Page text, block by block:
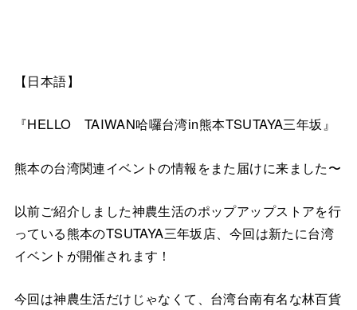
【日本語】
『HELLO TAIWAN哈囉台湾in熊本TSUTAYA三年坂』
熊本の台湾関連イベントの情報をまた届けに来ました〜
以前ご紹介しました神農生活のポップアップストアを行
っている熊本のTSUTAYA三年坂店、今回は新たに台湾
イベントが開催されます！
今回は神農生活だけじゃなくて、台湾台南有名な林百貨